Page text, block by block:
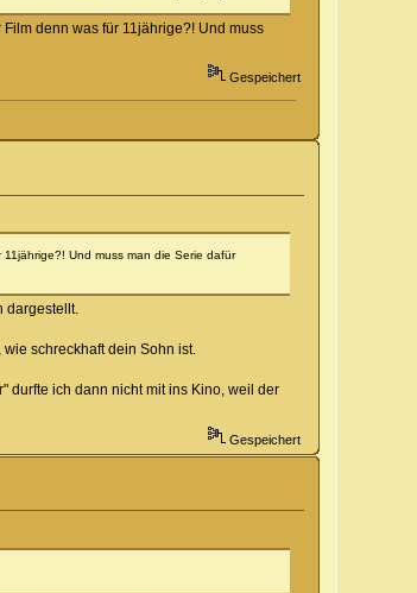
denn was für 11jährige?! Und muss
Gespeichert
Und muss man die Serie dafür
dargestellt.
schreckhaft dein Sohn ist.
durfte ich dann nicht mit ins Kino, weil der
Gespeichert